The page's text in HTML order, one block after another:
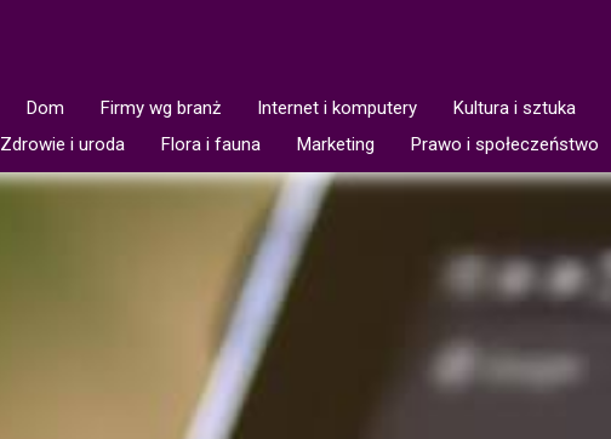
Dom Firmy wg branż Internet i komputery Kultura i sztuka
Zdrowie i uroda Flora i fauna Marketing Prawo i społeczeństwo